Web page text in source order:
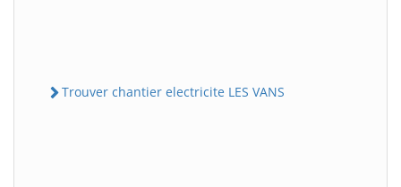
Trouver chantier electricite LES VANS